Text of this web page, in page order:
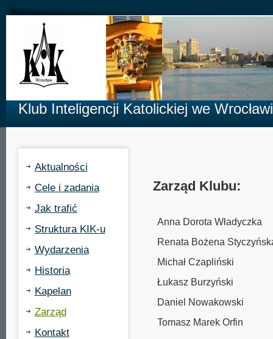
Klub Inteligencji Katolickiej we
Aktualności
Cele i zadania
Jak trafić
Struktura KIK-u
Wydarzenia
Historia
Kapelan
Zarząd
Kontakt
Zarząd Klubu:
Anna Dorota Władyczka
Renata Bożena
Michał Czapliński
Łukasz Burzyński
Daniel Nowakowski
Tomasz Marek Orfin